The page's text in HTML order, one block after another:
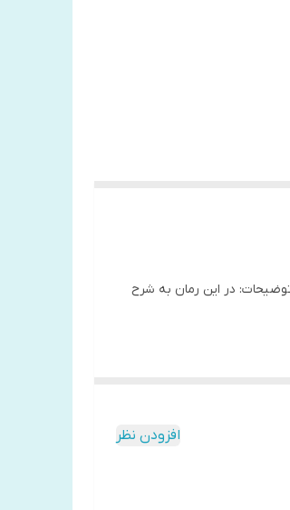
توضیحات: در این رمان به شرح
افزودن نظر